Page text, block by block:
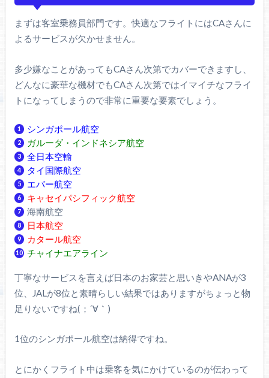
まずは客室乗務員部門です。快適なフライトにはCAさんに
よるサービスが欠かせません。
多少嫌なことがあってもCAさん次第でカバーできますし、
どんなに豪華な機材でもCAさん次第ではイマイチなフライ
トになってしまうので非常に重要な要素でしょう。
シンガポール航空
ガルーダ・インドネシア航空
全日本空輸
タイ国際航空
エバー航空
キャセイパシフィック航空
海南航空
日本航空
カタール航空
チャイナエアライン
丁寧なサービスを言えば日本のお家芸と思いきやANAが3
位、JALが8位と素晴らしい結果ではありますがちょっと物
足りないですね(；´∀｀)
1位のシンガポール航空は納得ですね。
とにかくフライト中は乗客を気にかけているのが伝わって